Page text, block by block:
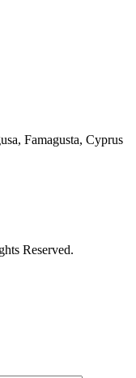
Famagusta, Cyprus
Reserved.